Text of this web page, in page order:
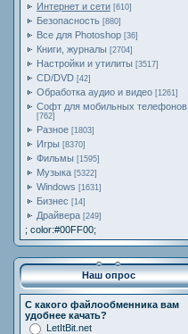
Интернет и сети [610]
Безопасность [880]
Все для Photoshop [36]
Книги, журналы [2704]
Настройки и утилиты [3517]
CD/DVD [42]
Обработка аудио и видео [1261]
Софт для мобильных телефонов
[762]
Разное [1803]
Игры [8370]
Фильмы [1595]
Музыка [5322]
Windows [1631]
Бизнес [14]
Драйвера [249]
; color:#00FF00;
Наш опрос
С какого файлообменника вам
удобнее качать?
LetItBit.net